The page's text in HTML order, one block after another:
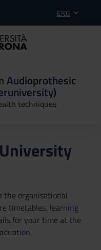
ENG
Audioprothesic
techniques
the organisational
timetables, learning
for your time at the